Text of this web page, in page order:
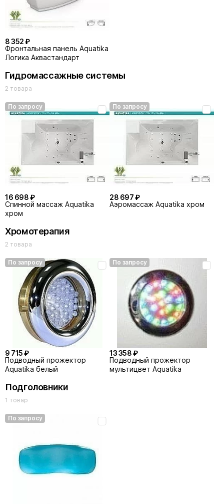
8 352 ₽
Фронтальная панель Aquatika
Логика Аквастандарт
Гидромассажные системы
2 товара
По запросу
16 698 ₽
Спинной массаж Aquatika
хром
По запросу
28 697 ₽
Аэромассаж Aquatika хром
Хромотерапия
2 товара
По запросу
9 715 ₽
Подводный прожектор
Aquatika белый
По запросу
13 358 ₽
Подводный прожектор
мультицвет Aquatika
Подголовники
1 товар
По запросу